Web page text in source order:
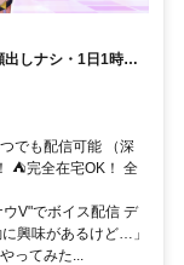
しナシ・1日1時間
でも配信可能 （深
⛺完全在宅OK！ 全
V"でボイス配信 デ
興味があるけど…」
ってみた...